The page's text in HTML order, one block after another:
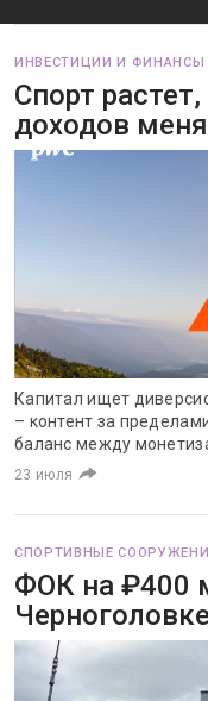
ИНВЕСТИЦИИ И ФИНАНСЫ
Спорт
доходов
Капитал ищет
– контент за
баланс между
23 июля
СПОРТИВНЫЕ
ФОК на ₽400